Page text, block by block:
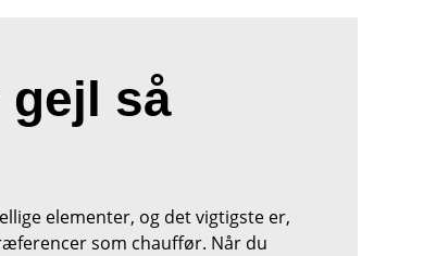
gejl så
elementer, og det vigtigste er,
som chauffør. Når du